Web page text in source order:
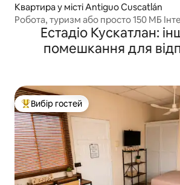
Квартира у місті Antiguo Cuscatlán
Робота, туризм або просто 150 МБ
Естадіо Кускатлан:
помешкання для
Топ вибір гостей
Вибір гостей